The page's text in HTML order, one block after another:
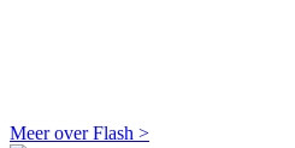
Meer over Flash >